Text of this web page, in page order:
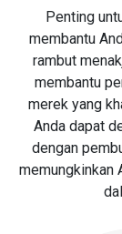
Penting
membantu
rambut
membantu
merek yang
Anda dapat
dengan
memungkinkan